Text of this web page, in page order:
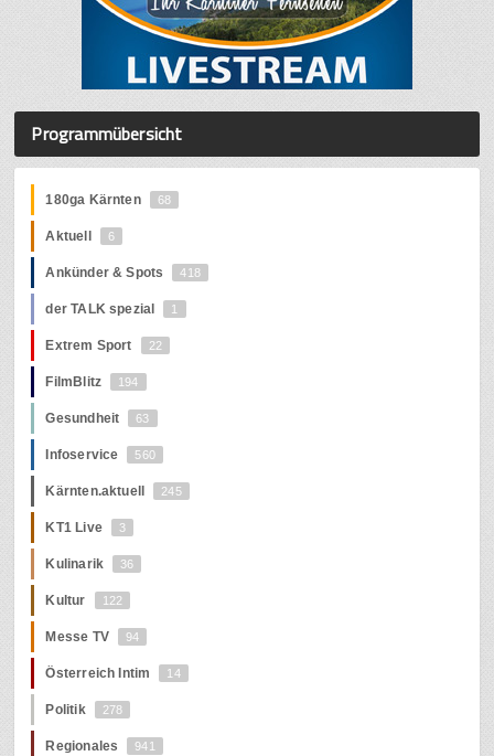
Programmübersicht
180ga Kärnten 68
Aktuell 6
Ankünder & Spots 418
der TALK spezial 1
Extrem Sport 22
FilmBlitz 194
Gesundheit 63
Infoservice 560
Kärnten.aktuell 245
KT1 Live 3
Kulinarik 36
Kultur 122
Messe TV 94
Österreich Intim 14
Politik 278
Regionales 941